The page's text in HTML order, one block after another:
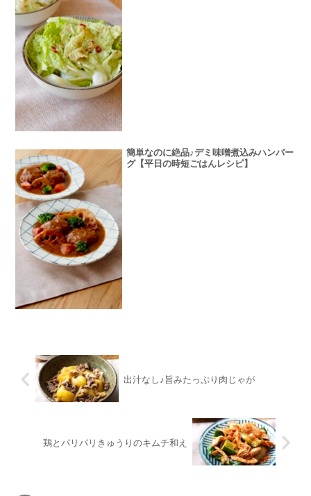
簡単なのに絶品♪デミ味噌煮込みハンバー
グ【平日の時短ごはんレシピ】
出汁なし♪旨みたっぷり肉じゃが
鶏とパリパリきゅうりのキムチ和え